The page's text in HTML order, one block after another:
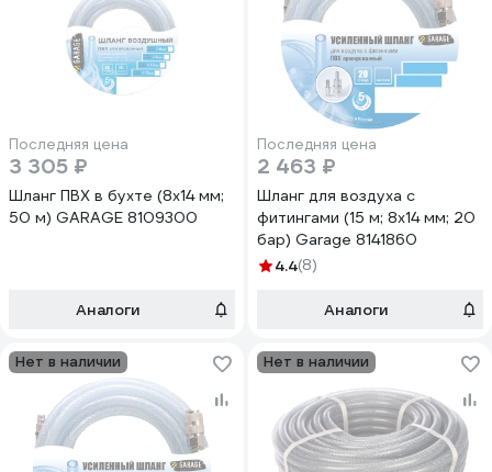
Последняя цена
3 305 ₽
Шланг ПВХ в бухте (8х14 мм;
50 м) GARAGE 8109300
Аналоги
Последняя цена
2 463 ₽
Шланг для воздуха с
фитингами (15 м; 8х14 мм; 20
бар) Garage 8141860
4.4(8)
Аналоги
Нет в наличии Нет в наличии